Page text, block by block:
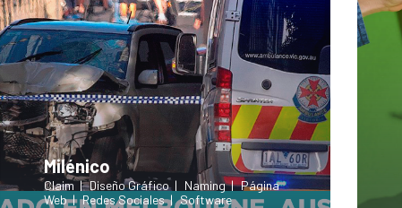
Milénico
Claim Diseño Gráfico Naming
Página
Web
Redes Sociales Software